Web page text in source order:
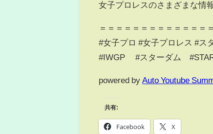
女子プロレスのさまざまな情
＝＝＝＝＝＝＝＝＝＝＝＝＝
#女子プロ #女子プロレス #
#IWGP #スターダム
powered by Auto Youtube
共有:
Facebook X